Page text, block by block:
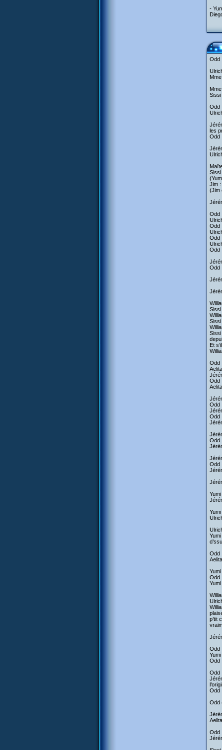
-
Odd
Odd
les
Odd
Sissi
Jim :
(Jim
Odd
Odd
Odd
Odd
Odd
Sissi
Sissi
Sissi
Et
Odd
Odd
Odd
Odd
Odd
Odd
Yumi
Odd
Odd
p’tit
Odd
Odd
Odd
Odd
Odd
Odd